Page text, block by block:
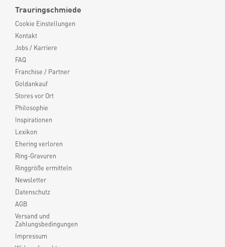
Trauringschmiede
Cookie Einstellungen
Kontakt
Jobs / Karriere
FAQ
Franchise / Partner
Goldankauf
Stores vor Ort
Philosophie
Inspirationen
Lexikon
Ehering verloren
Ring-Gravuren
Ringgröße ermitteln
Newsletter
Datenschutz
AGB
Versand und
Zahlungsbedingungen
Impressum